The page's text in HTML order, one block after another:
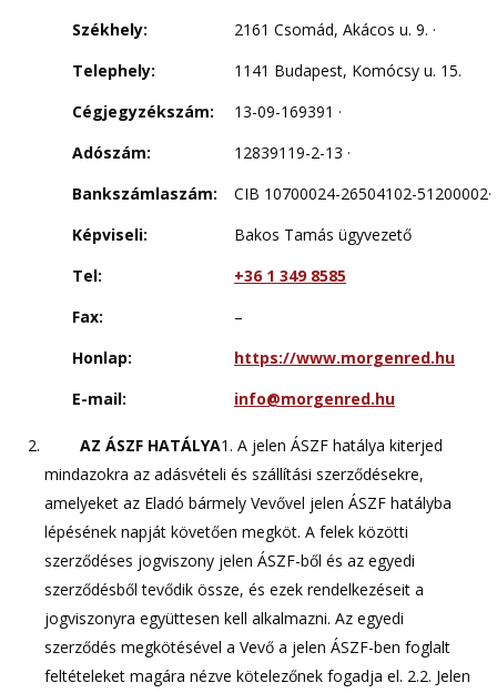
Székhely:
2161 Csomád, Akácos u. 9. ·
Telephely:
1141 Budapest, Komócsy u. 15.
Cégjegyzékszám:
13-09-169391 ·
Adószám:
12839119-2-13 ·
Bankszámlaszám:
CIB 10700024-26504102-51200002·
Képviseli:
Bakos Tamás ügyvezető
Tel:
+36 1 349 8585
Fax:
–
Honlap:
https://www.morgenred.hu
E-mail:
info@morgenred.hu
AZ ÁSZF HATÁLYA1. A jelen ÁSZF hatálya kiterjed
mindazokra az adásvételi és szállítási szerződésekre,
amelyeket az Eladó bármely Vevővel jelen ÁSZF hatályba
lépésének napját követően megköt. A felek közötti
szerződéses jogviszony jelen ÁSZF-ből és az egyedi
szerződésből tevődik össze, és ezek rendelkezéseit a
jogviszonyra együttesen kell alkalmazni. Az egyedi
szerződés megkötésével a Vevő a jelen ÁSZF-ben foglalt
feltételeket magára nézve kötelezőnek fogadja el. 2.2. Jelen